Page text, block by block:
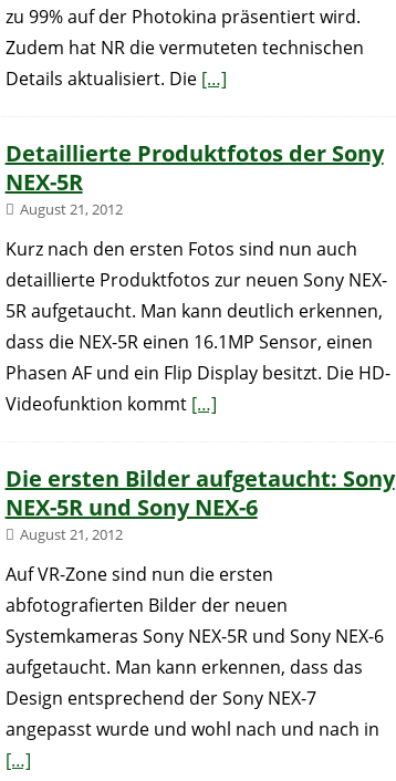
zu 99% auf der Photokina präsentiert wird.
Zudem hat NR die vermuteten technischen
Details aktualisiert. Die […]
Detaillierte Produktfotos der Sony
NEX-5R
August 21, 2012
Kurz nach den ersten Fotos sind nun auch
detaillierte Produktfotos zur neuen Sony NEX-
5R aufgetaucht. Man kann deutlich erkennen,
dass die NEX-5R einen 16.1MP Sensor, einen
Phasen AF und ein Flip Display besitzt. Die HD-
Videofunktion kommt […]
Die ersten Bilder aufgetaucht: Sony
NEX-5R und Sony NEX-6
August 21, 2012
Auf VR-Zone sind nun die ersten
abfotografierten Bilder der neuen
Systemkameras Sony NEX-5R und Sony NEX-6
aufgetaucht. Man kann erkennen, dass das
Design entsprechend der Sony NEX-7
angepasst wurde und wohl nach und nach in
[…]